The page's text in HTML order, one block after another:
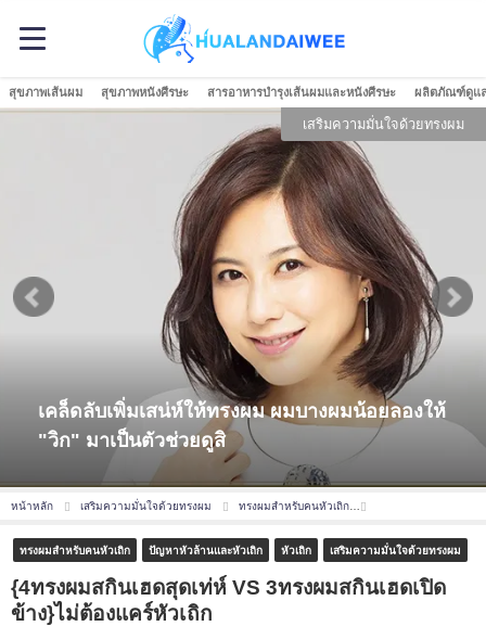
สุขภาพเส้นผม สุขภาพหนังศีรษะ สารอาหารบำรุงเส้นผมและหนังศีรษะ ผลิตภัณฑ์ดูแล
เสริมความมั่นใจด้วยทรงผม
เคล็ดลับเพิ่มเสน่ห์ให้ทรงผม ผมบางผมน้อยลองให้
"วิก" มาเป็นตัวช่วยดูสิ
หน้าหลัก เสริมความมั่นใจด้วยทรงผม ทรงผมสำหรับคนหัวเถิก
ทรงผมสำหรับคนหัวเถิก ปัญหาหัวล้านและหัวเถิก หัวเถิก เสริมความมั่นใจด้วยทรงผม
{4ทรงผมสกินเฮดสุดเท่ห์ VS 3ทรงผมสกินเฮดเปิด
ข้าง}ไม่ต้องแคร์หัวเถิก